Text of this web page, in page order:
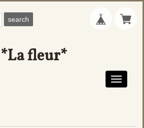
search
*La fleur*
Toggle